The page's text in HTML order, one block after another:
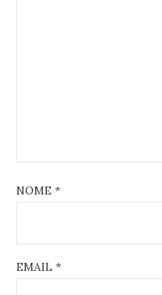
NOME *
EMAIL *